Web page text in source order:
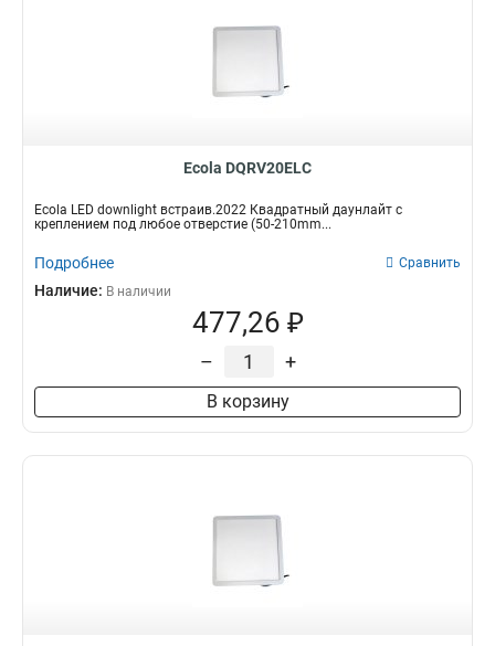
Ecola DQRV20ELC
Ecola LED downlight встраив.2022 Квадратный даунлайт с
креплением под любое отверстие (50-210mm...
Подробнее Сравнить
Наличие: В наличии
477,26 ₽
– +
В корзину